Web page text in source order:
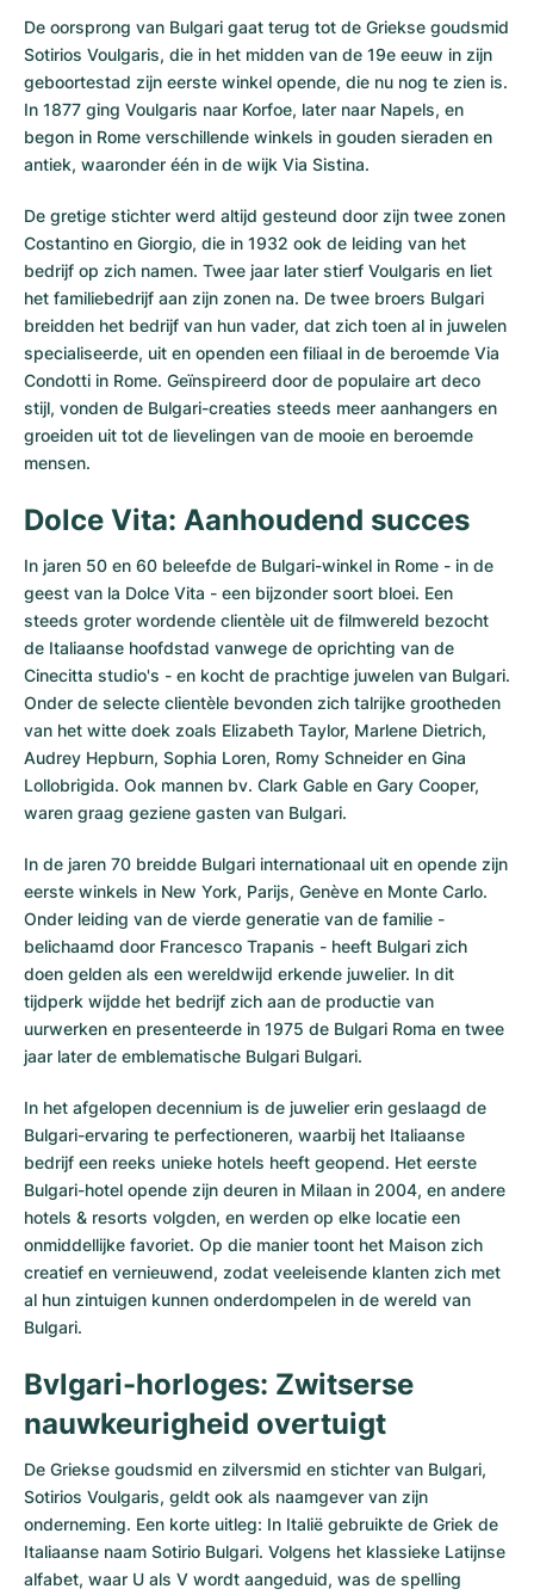
De oorsprong van Bulgari gaat terug tot de Griekse goudsmid
Sotirios Voulgaris, die in het midden van de 19e eeuw in zijn
geboortestad zijn eerste winkel opende, die nu nog te zien is.
In 1877 ging Voulgaris naar Korfoe, later naar Napels, en
begon in Rome verschillende winkels in gouden sieraden en
antiek, waaronder één in de wijk Via Sistina.
De gretige stichter werd altijd gesteund door zijn twee zonen
Costantino en Giorgio, die in 1932 ook de leiding van het
bedrijf op zich namen. Twee jaar later stierf Voulgaris en liet
het familiebedrijf aan zijn zonen na. De twee broers Bulgari
breidden het bedrijf van hun vader, dat zich toen al in juwelen
specialiseerde, uit en openden een filiaal in de beroemde Via
Condotti in Rome. Geïnspireerd door de populaire art deco
stijl, vonden de Bulgari-creaties steeds meer aanhangers en
groeiden uit tot de lievelingen van de mooie en beroemde
mensen.
Dolce Vita: Aanhoudend succes
In jaren 50 en 60 beleefde de Bulgari-winkel in Rome - in de
geest van la Dolce Vita - een bijzonder soort bloei. Een
steeds groter wordende clientèle uit de filmwereld bezocht
de Italiaanse hoofdstad vanwege de oprichting van de
Cinecitta studio's - en kocht de prachtige juwelen van Bulgari.
Onder de selecte clientèle bevonden zich talrijke grootheden
van het witte doek zoals Elizabeth Taylor, Marlene Dietrich,
Audrey Hepburn, Sophia Loren, Romy Schneider en Gina
Lollobrigida. Ook mannen bv. Clark Gable en Gary Cooper,
waren graag geziene gasten van Bulgari.
In de jaren 70 breidde Bulgari internationaal uit en opende zijn
eerste winkels in New York, Parijs, Genève en Monte Carlo.
Onder leiding van de vierde generatie van de familie -
belichaamd door Francesco Trapanis - heeft Bulgari zich
doen gelden als een wereldwijd erkende juwelier. In dit
tijdperk wijdde het bedrijf zich aan de productie van
uurwerken en presenteerde in 1975 de Bulgari Roma en twee
jaar later de emblematische Bulgari Bulgari.
In het afgelopen decennium is de juwelier erin geslaagd de
Bulgari-ervaring te perfectioneren, waarbij het Italiaanse
bedrijf een reeks unieke hotels heeft geopend. Het eerste
Bulgari-hotel opende zijn deuren in Milaan in 2004, en andere
hotels & resorts volgden, en werden op elke locatie een
onmiddellijke favoriet. Op die manier toont het Maison zich
creatief en vernieuwend, zodat veeleisende klanten zich met
al hun zintuigen kunnen onderdompelen in de wereld van
Bulgari.
Bvlgari-horloges: Zwitserse
nauwkeurigheid overtuigt
De Griekse goudsmid en zilversmid en stichter van Bulgari,
Sotirios Voulgaris, geldt ook als naamgever van zijn
onderneming. Een korte uitleg: In Italië gebruikte de Griek de
Italiaanse naam Sotirio Bulgari. Volgens het klassieke Latijnse
alfabet, waar U als V wordt aangeduid, was de spelling